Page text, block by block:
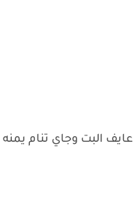
البت وجاي تنام يمنه